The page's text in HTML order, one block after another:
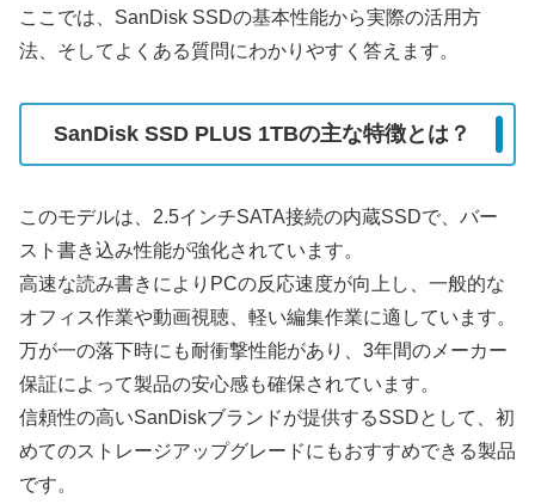
ここでは、SanDisk SSDの基本性能から実際の活用方
法、そしてよくある質問にわかりやすく答えます。
SanDisk SSD PLUS 1TBの主な特徴とは？
このモデルは、2.5インチSATA接続の内蔵SSDで、バー
スト書き込み性能が強化されています。
高速な読み書きによりPCの反応速度が向上し、一般的な
オフィス作業や動画視聴、軽い編集作業に適しています。
万が一の落下時にも耐衝撃性能があり、3年間のメーカー
保証によって製品の安心感も確保されています。
信頼性の高いSanDiskブランドが提供するSSDとして、初
めてのストレージアップグレードにもおすすめできる製品
です。